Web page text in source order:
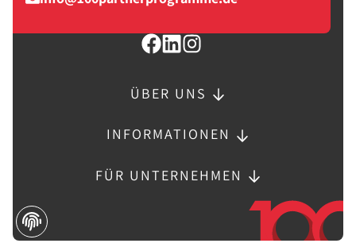
ÜBER UNS
INFORMATIONEN
FÜR UNTERNEHMEN